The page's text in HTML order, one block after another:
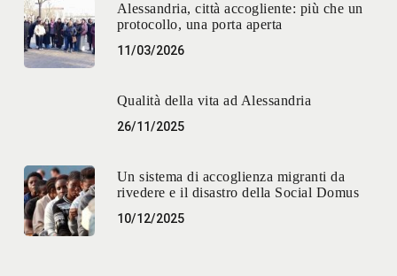
Alessandria, città accogliente: più che un
protocollo, una porta aperta
11/03/2026
Qualità della vita ad Alessandria
26/11/2025
Un sistema di accoglienza migranti da
rivedere e il disastro della Social Domus
10/12/2025